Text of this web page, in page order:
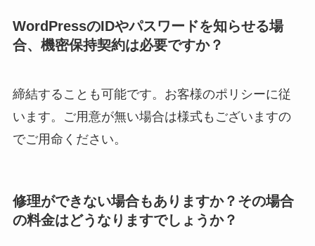
WordPressのIDやパスワードを知らせる場
合、機密保持契約は必要ですか？
締結することも可能です。お客様のポリシーに従
います。ご用意が無い場合は様式もございますの
でご用命ください。
修理ができない場合もありますか？その場合
の料金はどうなりますでしょうか？